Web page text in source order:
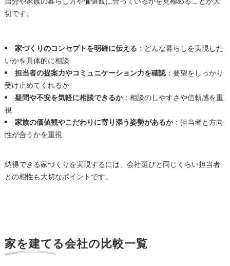
切です。
家づくりのコンセプトを明確に伝える ：どんな暮らしを実現した
いかを具体的に相談
担当者の提案力やコミュニケーション力を確認：要望をしっかり
受け止めてくれるか
疑問や不安を気軽に相談できるか：相談のしやすさや信頼感を重
視
家族の価値観やこだわりに寄り添う姿勢があるか：担当者と方向
性が合うかを重視
納得できる家づくりを実現するには、会社選びと同じくらい担当者
との相性も大切なポイントです。
家を建てる会社の比較一覧